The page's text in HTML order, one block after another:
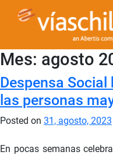
Mes: agosto
Despensa
las personas
Posted on 31, agosto, 2023
En pocas semanas